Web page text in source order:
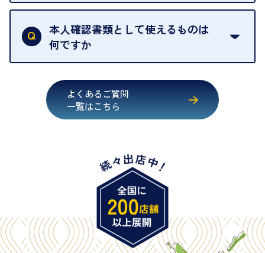
買取店は古物営業法により、お客様のご本人確認を
行うことが義務付けられています。安心してお取引
いただくためにも、ご協力をお願いいたします。
本人確認書類として使えるものは
何ですか
・健康保険証確認書
・マイナンバーカード
・在留カード
・旧パスポート
※原則として「公的機関が発行し、氏名、住所、生
年月日が記載されているもの
※日本国政府発行のもの
※2020年2月4日以降に申請された新型パスポートに
よくあるご質問
一覧はこちら